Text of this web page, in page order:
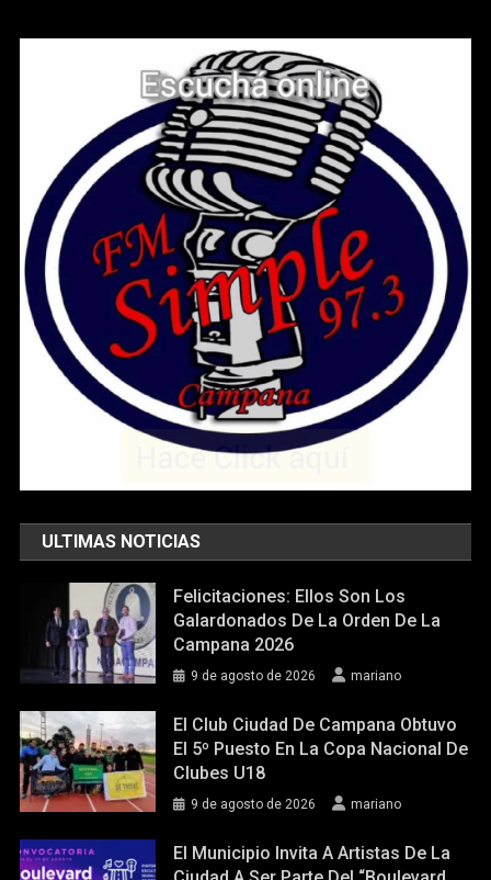
ULTIMAS NOTICIAS
Felicitaciones: Ellos Son Los
Galardonados De La Orden De La
Campana 2026
9 de agosto de 2026 mariano
El Club Ciudad De Campana Obtuvo
El 5º Puesto En La Copa Nacional De
Clubes U18
9 de agosto de 2026 mariano
El Municipio Invita A Artistas De La